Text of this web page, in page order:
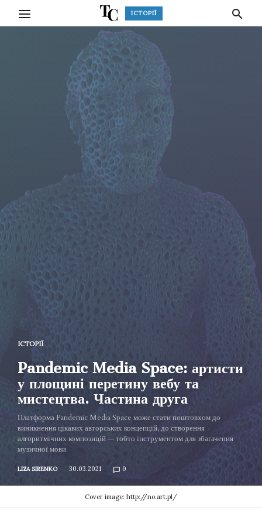
ІСТОРІЇ
ІСТОРІЇ
Pandemic Media Space: артисти
у площині перетину вебу та
мистецтва. Частина друга
Платформа Pandemic Media Space може стати поштовхом до
виникнення цікавих авторських концепцій, до створення
алгоритмічних композицій — тобто інструментом для збагачення
музичної мови
LIZA SIRENKO 30.03.2021 0
Cover image: http://no.art.pl/